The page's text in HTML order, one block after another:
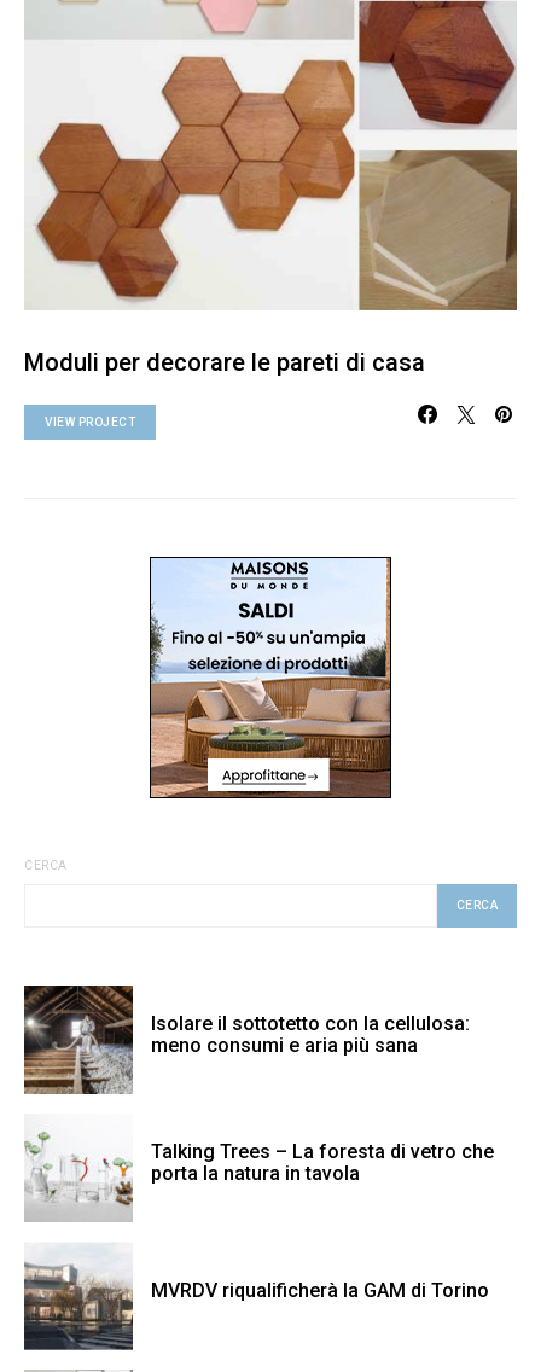
Moduli per decorare le pareti di casa
VIEW PROJECT
CERCA
CERCA
Isolare il sottotetto con la cellulosa:
meno consumi e aria più sana
Talking Trees – La foresta di vetro che
porta la natura in tavola
MVRDV riqualificherà la GAM di Torino